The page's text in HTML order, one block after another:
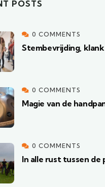
POSTS
0 COMMENTS
Stembevrijding,
0 COMMENTS
Magie van de
0 COMMENTS
In alle rust tussen de